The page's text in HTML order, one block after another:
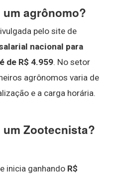
agrônomo?
pelo site de
nacional para
de R$ 4.959. No setor
agrônomos varia de
e a carga horária.
um Zootecnista?
inicia ganhando R$